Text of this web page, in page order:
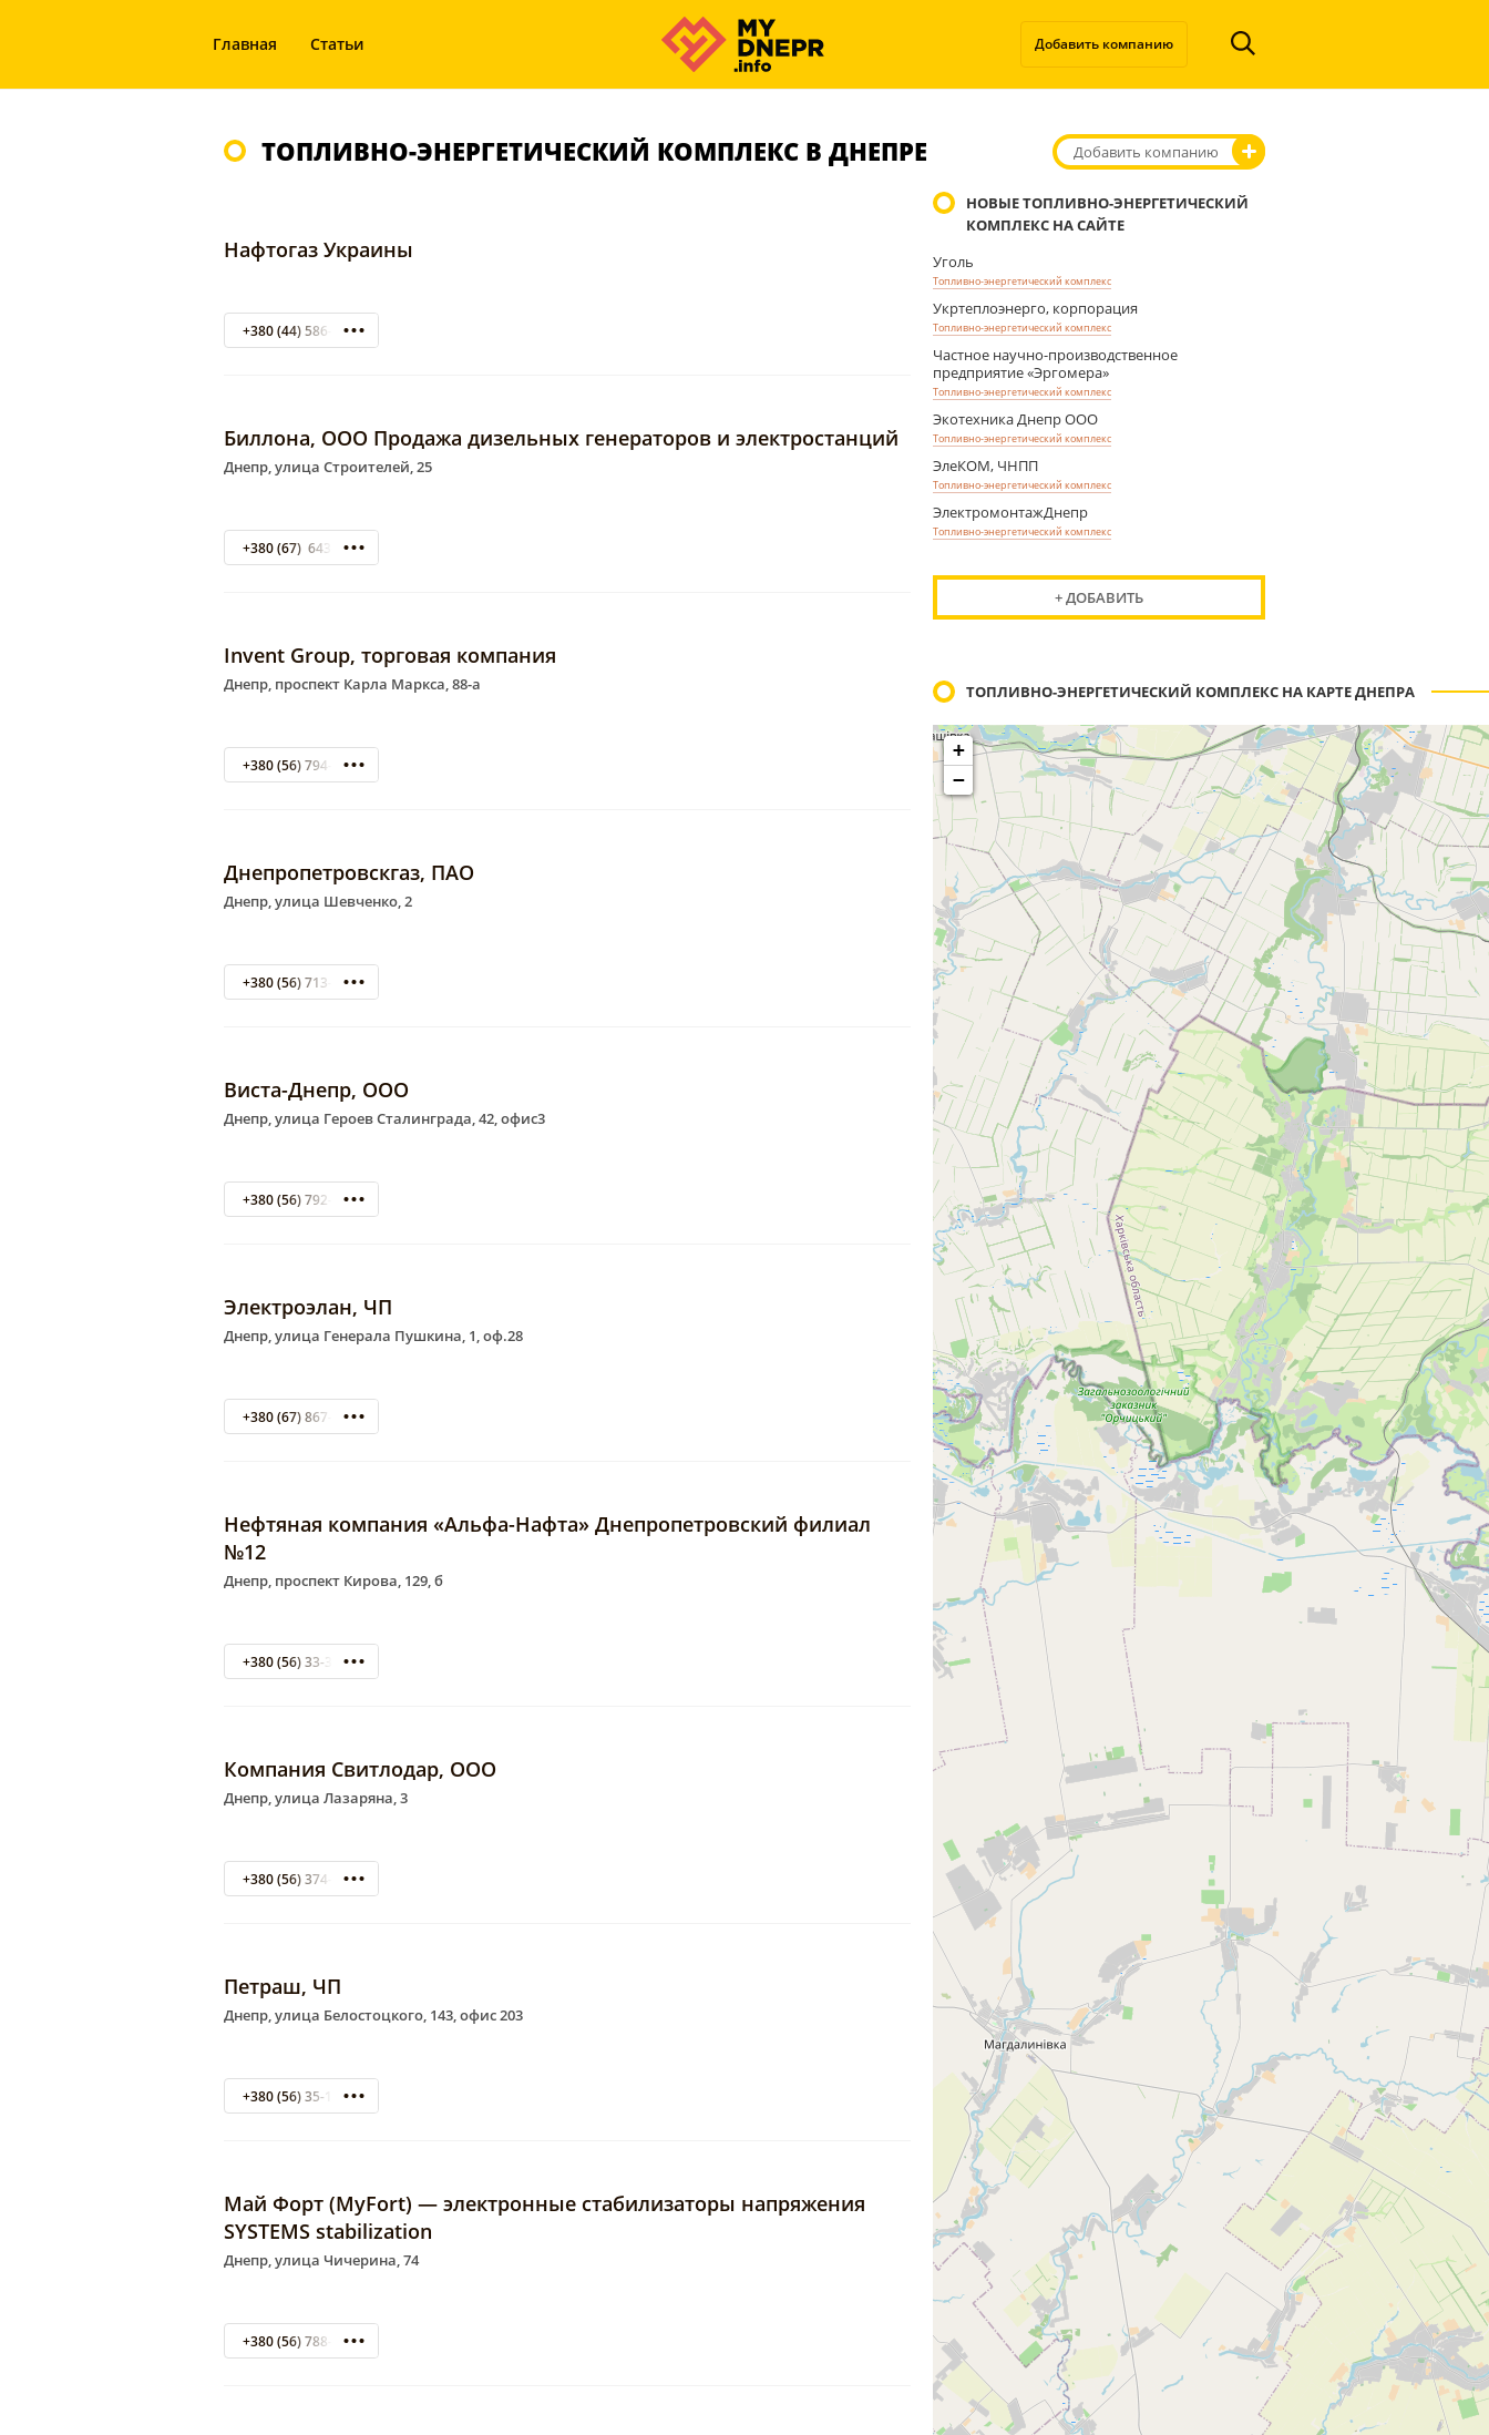
Главная Статьи Добавить компанию
ТОПЛИВНО-ЭНЕРГЕТИЧЕСКИЙ КОМПЛЕКС В ДНЕПРЕ Добавить компанию
Нафтогаз Украины
+380 (44) 586-33-30 гарячая линия
Биллона, ООО Продажа дизельных генераторов и электростанций
Днепр, улица Строителей, 25
+380 (67) 643-22-44
Invent Group, торговая компания
Днепр, проспект Карла Маркса, 88-а
+380 (56) 794-07-03 Отдел по работе с клиентами
Днепропетровскгаз, ПАО
Днепр, улица Шевченко, 2
+380 (56) 713-55-67
Виста-Днепр, ООО
Днепр, улица Героев Сталинграда, 42, офис3
+380 (56) 792-74-67
Электроэлан, ЧП
Днепр, улица Генерала Пушкина, 1, оф.28
+380 (67) 867-63-29
Нефтяная компания «Альфа-Нафта» Днепропетровский филиал
№12
Днепр, проспект Кирова, 129, б
+380 (56) 33-31-14
Компания Свитлодар, ООО
Днепр, улица Лазаряна, 3
+380 (56) 374-10-20
Петраш, ЧП
Днепр, улица Белостоцкого, 143, офис 203
+380 (56) 35-19-59
Май Форт (MyFort) — электронные стабилизаторы напряжения
SYSTEMS stabilization
Днепр, улица Чичерина, 74
+380 (56) 788-67-80
НОВЫЕ ТОПЛИВНО-ЭНЕРГЕТИЧЕСКИЙ
КОМПЛЕКС НА САЙТЕ
Уголь
Топливно-энергетический комплекс
Укртеплоэнерго, корпорация
Топливно-энергетический комплекс
Частное научно-производственное
предприятие «Эргомера»
Топливно-энергетический комплекс
Экотехника Днепр ООО
Топливно-энергетический комплекс
ЭлеКОМ, ЧНПП
Топливно-энергетический комплекс
ЭлектромонтажДнепр
Топливно-энергетический комплекс
+ ДОБАВИТЬ
ТОПЛИВНО-ЭНЕРГЕТИЧЕСКИЙ КОМПЛЕКС НА КАРТЕ ДНЕПРА
+
−